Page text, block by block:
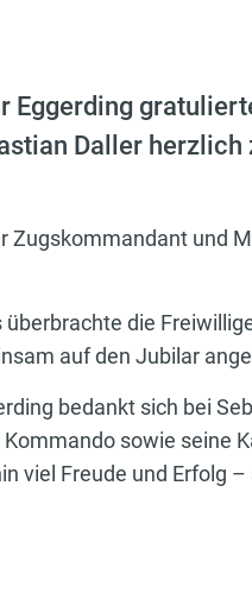
Eggerding
Daller
Zugskommandant und
die
auf den Jubilar
bedankt sich bei
sowie seine
viel Freude und Erfolg